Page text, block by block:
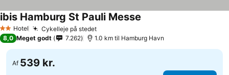
2 Stjerner
Hotel Cykelleje på stedet
ibis Hamburg St Pauli Messe
8,0 Meget godt 7.262 1.0 km til Hamburg Havn
Af 539 kr.